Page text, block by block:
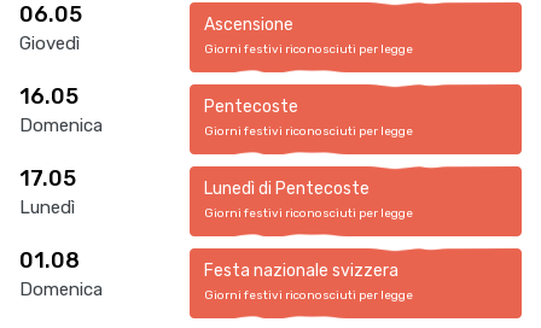
06.05
Giovedì
Ascensione
Giorni festivi riconosciuti per legge
16.05
Domenica
Pentecoste
Giorni festivi riconosciuti per legge
17.05
Lunedì
Lunedì di Pentecoste
Giorni festivi riconosciuti per legge
01.08
Domenica
Festa nazionale svizzera
Giorni festivi riconosciuti per legge